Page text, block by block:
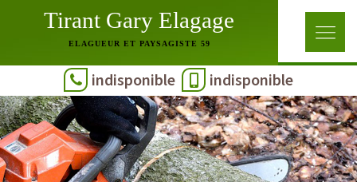
Tirant Gary Elagage
ELAGUEUR ET PAYSAGISTE 59
indisponible indisponible